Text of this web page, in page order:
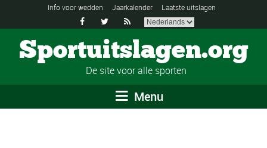
Info voor wedden Jaarkalender Laatste uitslagen
  
Sportuitslagen.org
De site voor alle sporten
Menu